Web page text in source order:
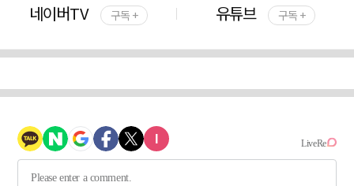
네이버TV 구독 + 유튜브 구독 +